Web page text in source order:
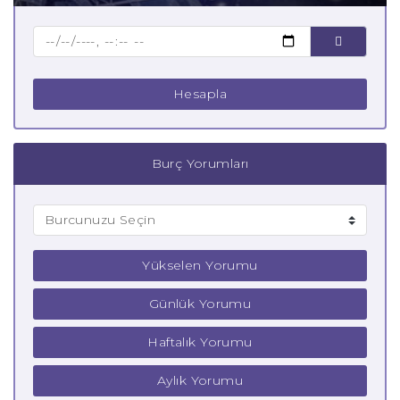
Hesapla
Burç Yorumları
Yükselen Yorumu
Günlük Yorumu
Haftalık Yorumu
Aylık Yorumu